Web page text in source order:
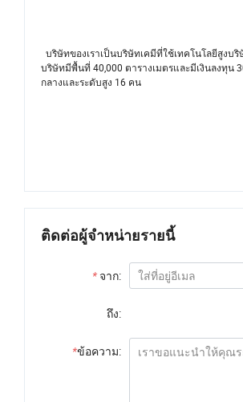
บริษัทของเราเป็นบริษัทเคมีที่ใช้เทคโนโลยีสูงบ
บริษัทมีพื้นที่ 40,000 ตารางเมตรและมีเงินลงทุ
กลางและระดับสูง 16 คน
ติดต่อผู้จำหน่ายรายนี้
* จาก:
ถึง:
*ข้อความ: